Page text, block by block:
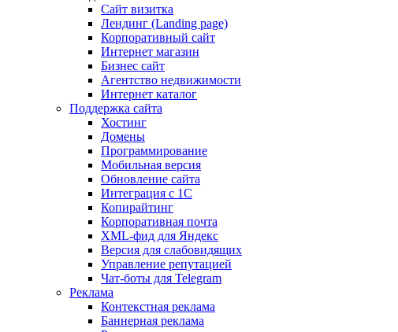
Сайт визитка
Лендинг (Landing page)
Корпоративный сайт
Интернет магазин
Бизнес сайт
Агентство недвижимости
Интернет каталог
Поддержка сайта
Хостинг
Домены
Программирование
Мобильная версия
Обновление сайта
Интеграция с 1С
Копирайтинг
Корпоративная почта
XML-фид для Яндекс
Версия для слабовидящих
Управление репутацией
Чат-боты для Telegram
Реклама
Контекстная реклама
Баннерная реклама